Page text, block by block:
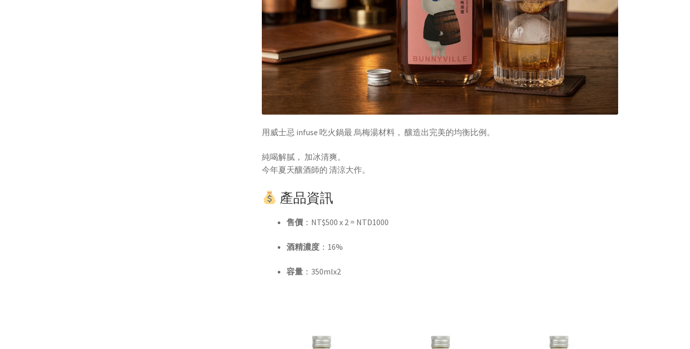
曡
瓶
100ml
x3,
兔
一
杯
x
quantity
用威士忌 infuse 吃火鍋最 烏梅湯材料， 釀造出完美的均衡比例。
純喝解膩， 加冰清爽。
今年夏天釀酒師的 清涼大作。
產品資訊
售價 ：NT$500 x 2 = NTD1000
酒精濃度 ：16%
容量 ：350mlx2